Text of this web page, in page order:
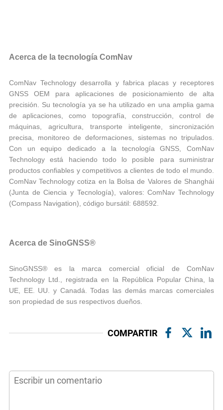
Acerca de la tecnología ComNav
ComNav Technology desarrolla y fabrica placas y receptores
GNSS OEM para aplicaciones de posicionamiento de alta
precisión. Su tecnología ya se ha utilizado en una amplia gama
de aplicaciones, como topografía, construcción, control de
máquinas, agricultura, transporte inteligente, sincronización
precisa, monitoreo de deformaciones, sistemas no tripulados.
Con un equipo dedicado a la tecnología GNSS, ComNav
Technology está haciendo todo lo posible para suministrar
productos confiables y competitivos a clientes de todo el mundo.
ComNav Technology cotiza en la Bolsa de Valores de Shanghái
(Junta de Ciencia y Tecnología), valores: ComNav Technology
(Compass Navigation), código bursátil: 688592.
Acerca de SinoGNSS®
SinoGNSS® es la marca comercial oficial de ComNav
Technology Ltd., registrada en la República Popular China, la
UE, EE. UU. y Canadá. Todas las demás marcas comerciales
son propiedad de sus respectivos dueños.
COMPARTIR